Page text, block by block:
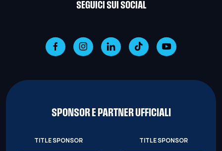
SEGUICI SUI SOCIAL
SPONSOR E PARTNER UFFICIALI
TITLE SPONSOR TITLE SPONSOR